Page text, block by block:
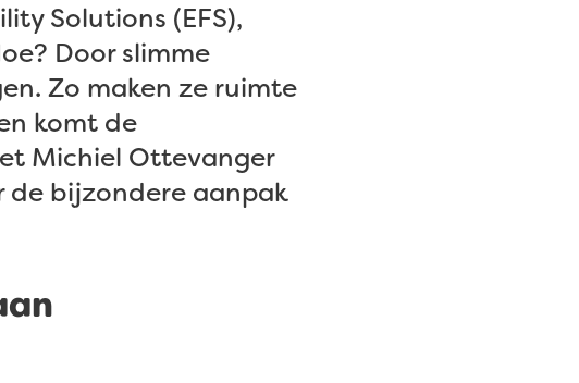
Solutions (EFS),
Door slimme
Zo maken ze ruimte
komt de
Michiel Ottevanger
de bijzondere aanpak